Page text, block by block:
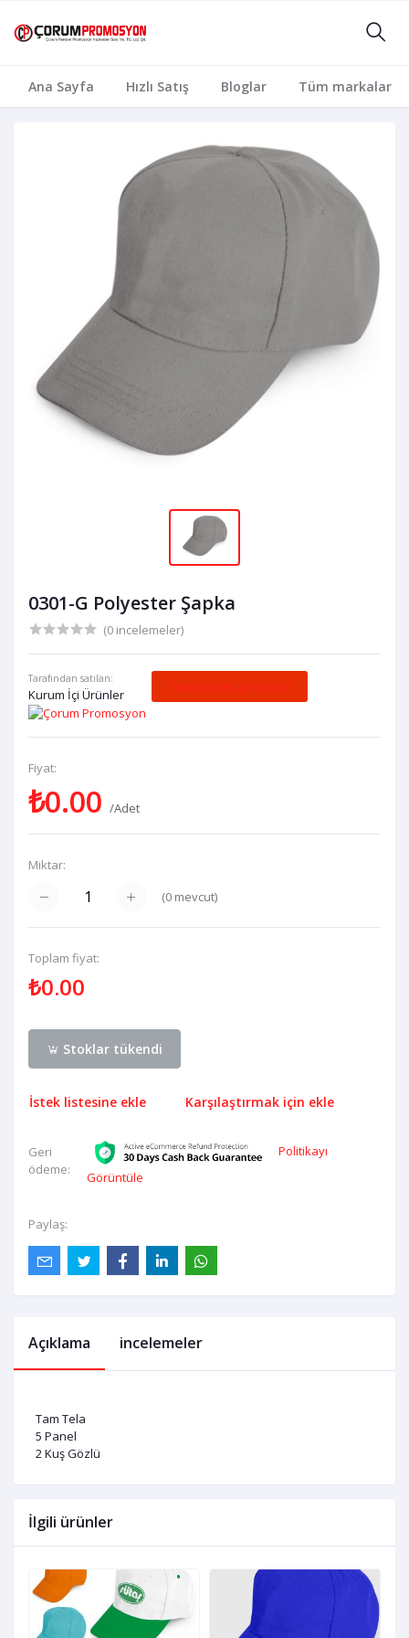
Ana Sayfa Hızlı Satış Bloglar Tüm markalar
0301-G Polyester Şapka
(0 incelemeler)
Tarafından satılan:
Kurum İçi Ürünler
Satıcıya Mesaj Gönder
Fiyat:
₺0.00 /Adet
Miktar:
(0 mevcut)
Toplam fiyat:
₺0.00
Stoklar tükendi
İstek listesine ekle Karşılaştırmak için ekle
Geri
ödeme:
Politikayı
Görüntüle
Paylaş:
Açıklama incelemeler
Tam Tela
5 Panel
2 Kuş Gözlü
İlgili ürünler